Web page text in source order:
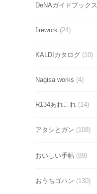
DeNAガイドブックス
firework (24)
KALDIカタログ (10)
Nagisa works (4)
R134あれこれ (14)
アタシとガン (108)
おいしい手帖 (89)
おうちゴハン (130)